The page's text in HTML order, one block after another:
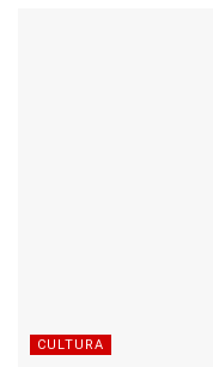
CULTURA